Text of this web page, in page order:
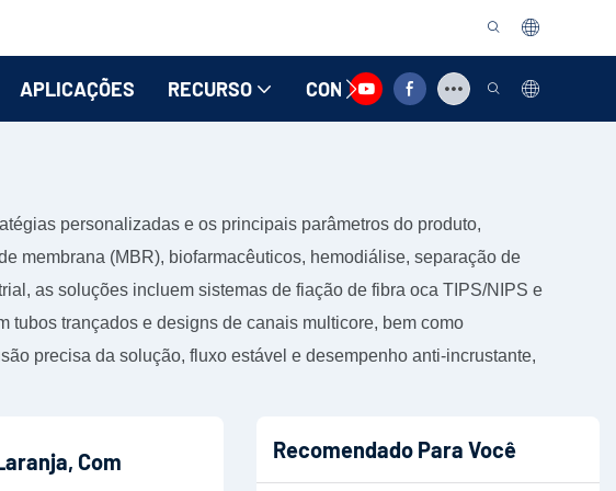
APLICAÇÕES RECURSO CONTATE-NOS
personalizadas e os principais parâmetros do produto,
membrana (MBR), biofarmacêuticos, hemodiálise, separação de
as soluções incluem sistemas de fiação de fibra oca TIPS/NIPS e
tubos trançados e designs de canais multicore, bem como
precisa da solução, fluxo estável e desempenho anti-incrustante,
Com
Recomendado Para Você